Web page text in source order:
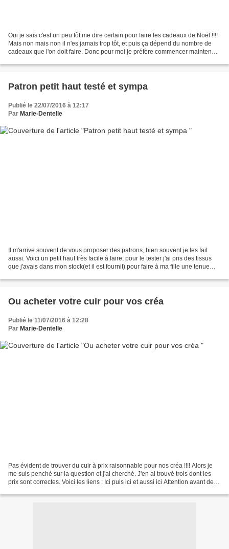
Oui je sais c'est un peu tôt me dire certain pour faire les cadeaux de Noël !!!!
Mais non mais non il n'es jamais trop tôt, et puis ça dépend du nombre de
cadeaux que l'on doit faire. Donc pour moi je préfère commencer maintenant
Patron petit haut testé et sympa
Publié le 22/07/2016 à 12:17
Par Marie-Dentelle
Il m'arrive souvent de vous proposer des patrons, bien souvent je les fait
aussi. Voici un petit haut très facile à faire, pour le tester j'ai pris des tissus
que j'avais dans mon stock(et il est fournit) pour faire à ma fille une tenue
Ou acheter votre cuir pour vos créa
Publié le 11/07/2016 à 12:28
Par Marie-Dentelle
Pas évident de trouver du cuir à prix raisonnable pour nos créa !!!! Alors je
me suis penché sur la question et j'ai cherché. J'en ai trouvé trois dont les
prix sont correctes. Voici les liens : Ici puis ici et aussi ici Attention avant de